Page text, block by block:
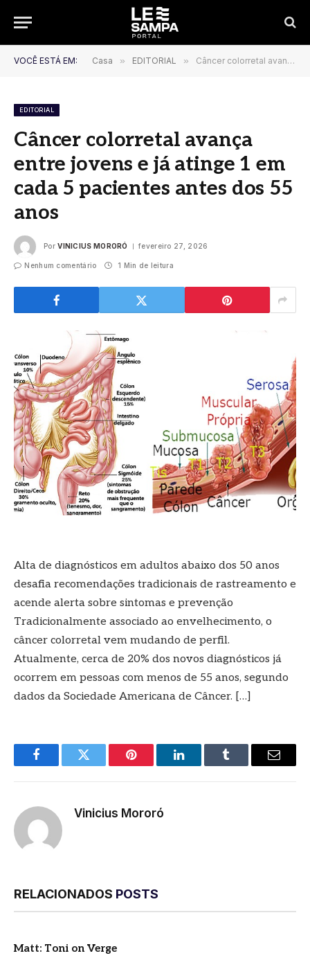
VOCÊ ESTÁ EM: Casa » EDITORIAL » Câncer colorretal avança entre jovens e já atinge 1 em cada 5 pacientes antes dos 55 anos
EDITORIAL
Câncer colorretal avança
entre jovens e já atinge 1 em
cada 5 pacientes antes dos 55
anos
Por VINICIUS MORORÓ fevereiro 27, 2026
Nenhum comentário 1 Min de leitura
Alta de diagnósticos em adultos abaixo dos 50 anos
desafia recomendações tradicionais de rastreamento e
acende alerta sobre sintomas e prevenção
Tradicionalmente associado ao envelhecimento, o
câncer colorretal vem mudando de perfil.
Atualmente, cerca de 20% dos novos diagnósticos já
ocorrem em pessoas com menos de 55 anos, segundo
dados da Sociedade Americana de Câncer. […]
FacebookTwitter Pinterest LinkedInTumblr
E-
Vinicius Mororó
RELACIONADOS POSTS
Matt: Toni on Verge